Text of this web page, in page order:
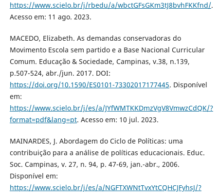
https://www.scielo.br/j/rbedu/a/wbctGFsGKm3tJ8bvhFKKfnd/.
Acesso em: 11 ago. 2023.
MACEDO, Elizabeth. As demandas conservadoras do
Movimento Escola sem partido e a Base Nacional Curricular
Comum. Educação & Sociedade, Campinas, v.38, n.139,
p.507-524, abr./jun. 2017. DOI:
https://doi.org/10.1590/ES0101-73302017177445. Disponível
em:
https://www.scielo.br/j/es/a/JYfWMTKKDmzVgV8VmwzCdQK/?
format=pdf&lang=pt. Acesso em: 10 jul. 2023.
MAINARDES, J. Abordagem do Ciclo de Políticas: uma
contribuição para a análise de políticas educacionais. Educ.
Soc. Campinas, v. 27, n. 94, p. 47-69, jan.-abr., 2006.
Disponível em:
https://www.scielo.br/j/es/a/NGFTXWNtTvxYtCQHCJFyhsJ/?